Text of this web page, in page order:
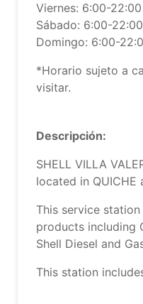
Viernes: 6:00-22:00
Sábado: 6:00-22:00
Domingo: 6:00-
*Horario sujeto a
visitar.
Descripción:
SHELL VILLA
located in QUICHE
This service
products including
Shell Diesel and
This station